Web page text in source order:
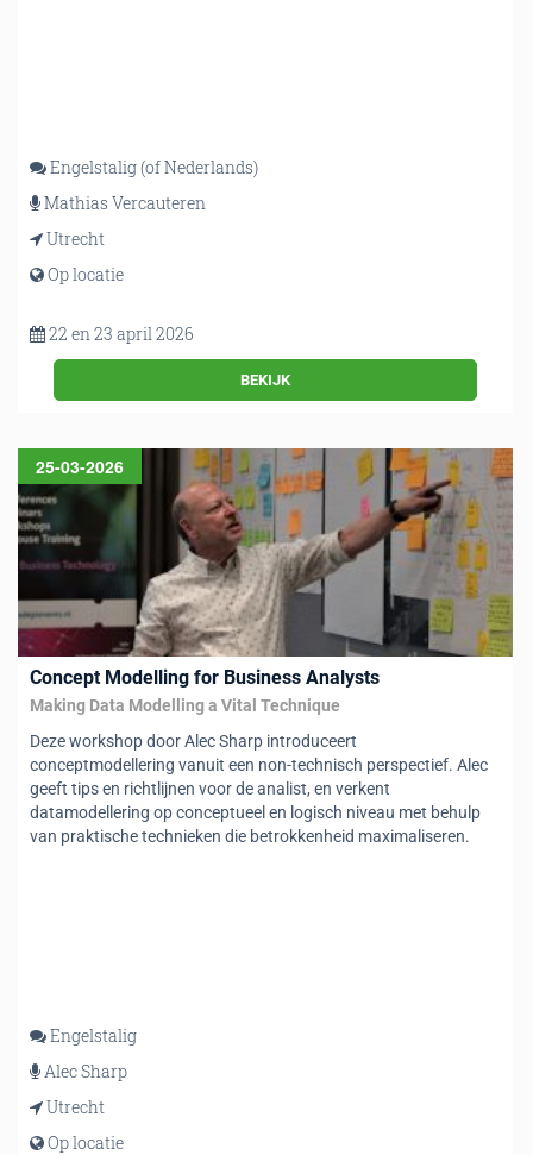
Engelstalig (of Nederlands)
Mathias Vercauteren
Utrecht
Op locatie
22 en 23 april 2026
BEKIJK
25-03-2026
Concept Modelling for Business Analysts
Making Data Modelling a Vital Technique
Deze workshop door Alec Sharp introduceert
conceptmodellering vanuit een non-technisch perspectief. Alec
geeft tips en richtlijnen voor de analist, en verkent
datamodellering op conceptueel en logisch niveau met behulp
van praktische technieken die betrokkenheid maximaliseren.
Engelstalig
Alec Sharp
Utrecht
Op locatie